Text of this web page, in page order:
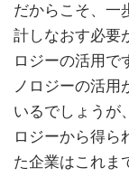
だからこそ、一
計しなおす必要
ロジーの活用で
ノロジーの活用
いるでしょうが
ロジーから得ら
た企業はこれま